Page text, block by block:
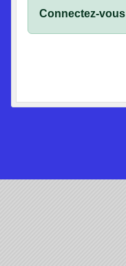
Connectez-vous